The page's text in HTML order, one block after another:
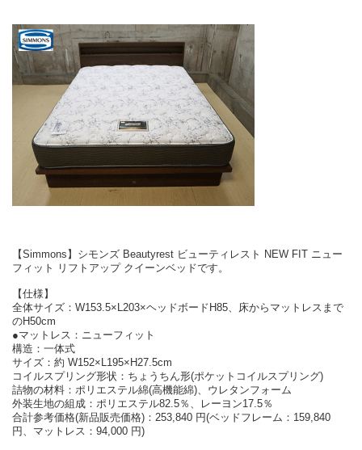
【Simmons】シモンズ Beautyrest ビューティレスト NEW FIT ニュー
フィット リフトアップ クイーンベッドです。
【仕様】
全体サイズ：W153.5×L203×ヘッドボードH85、床からマットレスまで
のH50cm
●マットレス：ニューフィット
構造：一体式
サイズ：約 W152×L195×H27.5cm
コイルスプリング形状：ちょうちん形(ポケットコイルスプリング)
詰物の材料：ポリエステル綿(高機能綿)、ウレタンフォーム
外装生地の組成：ポリエステル82.5％、レーヨン17.5％
合計参考価格(新品販売価格)：253,840 円(ベッドフレーム：159,840
円、マットレス：94,000 円)